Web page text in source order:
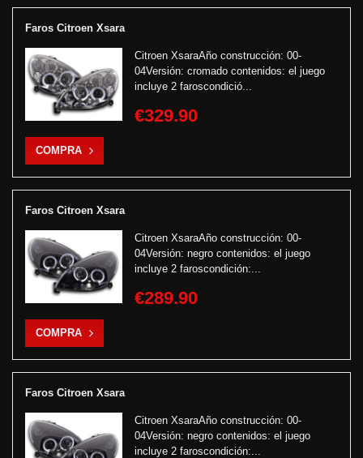
Faros Citroen Xsara
Citroen XsaraAño construcción: 00-
04Versión: cromado contenidos: el juego
incluye 2 faroscondició...
€329.90
COMPRA
Faros Citroen Xsara
Citroen XsaraAño construcción: 00-
04Versión: negro contenidos: el juego
incluye 2 faroscondición:...
€289.90
COMPRA
Faros Citroen Xsara
Citroen XsaraAño construcción: 00-
04Versión: negro contenidos: el juego
incluye 2 faroscondición:...